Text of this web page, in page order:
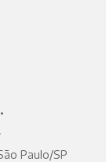
Paulo/SP